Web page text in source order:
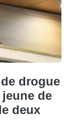
drogue
de
deux